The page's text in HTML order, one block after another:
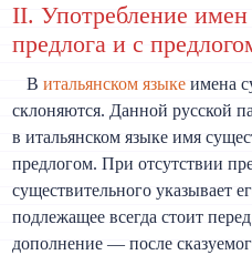
II. Употребление
предлога и с
В итальянском языке имена
склоняются. Данной русской
в итальянском языке имя
предлогом. При отсутствии
существительного указывает
подлежащее всегда стоит
дополнение — после